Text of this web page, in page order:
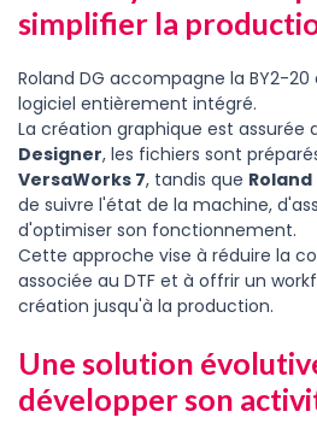
simplifier la
Roland DG accompagne la BY2-
logiciel entièrement intégré.
La création graphique est assurée
Designer, les fichiers sont
VersaWorks 7, tandis que
de suivre l'état de la machine,
d'optimiser son fonctionnement.
Cette approche vise à réduire la
associée au DTF et à offrir un
création jusqu'à la production.
Une solution
développer son